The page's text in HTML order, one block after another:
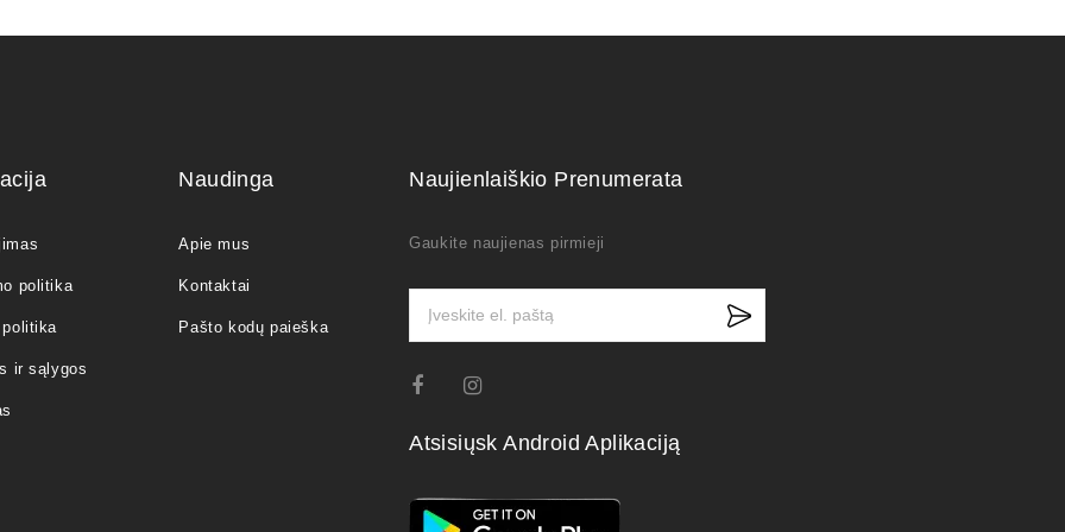
politika
ir sąlygos
Naudinga
Apie mus
Kontaktai
Pašto kodų paieška
Naujienlaiškio Prenumerata
Gaukite naujienas pirmieji
Atsisiųsk Android Aplikaciją